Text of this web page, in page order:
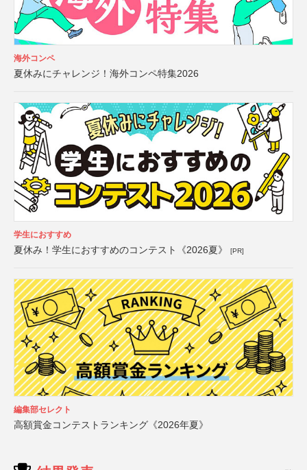
海外コンペ
夏休みにチャレンジ！海外コンペ特集2026
学生におすすめ
夏休み！学生におすすめのコンテスト《2026夏》 [PR]
編集部セレクト
高額賞金コンテストランキング《2026年夏》